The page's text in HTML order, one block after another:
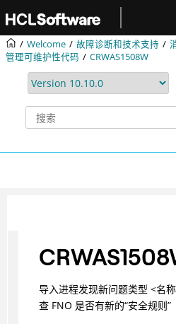
Welcome 故障诊断和技术支持
管理可维护性代码
CRWAS1508W
导入进程发现新问题类型 <名
查 FNO 是否有新的“安全规则”